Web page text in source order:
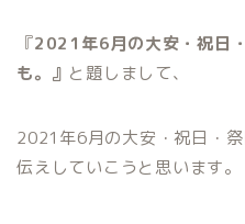
『2021年6月の大安・祝日
も。』 と題しまして、
2021年6月の大安・祝日・
伝えしていこうと思います。